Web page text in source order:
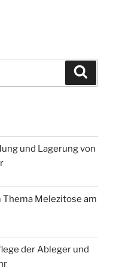
und Lagerung von
Melezitose am
der Ableger und